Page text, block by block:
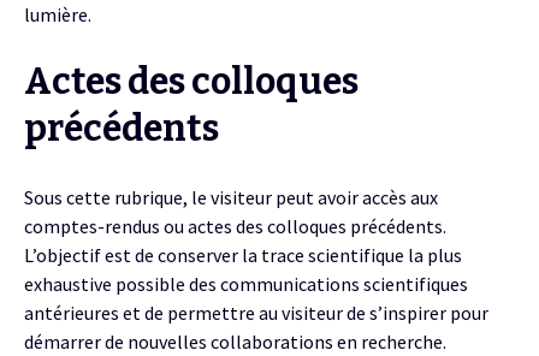
lumière.
Actes des colloques
précédents
Sous cette rubrique, le visiteur peut avoir accès aux
comptes-rendus ou actes des colloques précédents.
L’objectif est de conserver la trace scientifique la plus
exhaustive possible des communications scientifiques
antérieures et de permettre au visiteur de s’inspirer pour
démarrer de nouvelles collaborations en recherche.